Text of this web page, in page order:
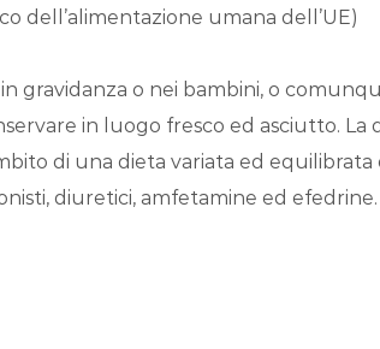
dell’alimentazione umana dell’UE)
gravidanza o nei bambini, o
in luogo fresco ed asciutto.
di una dieta variata ed
diuretici, amfetamine ed efedrine.